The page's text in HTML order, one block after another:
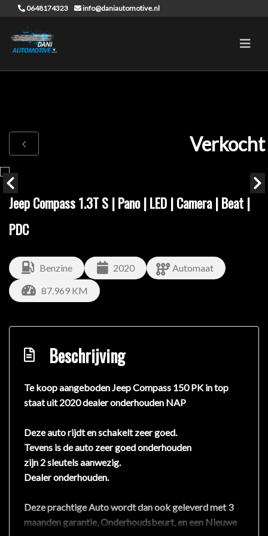
0648174323 info@daniautomotive.nl
Verkocht
Jeep Compass 1.3T S | Pano | LED | Camera | Beat |
PDC
Benzine 2020
Automaat
87.969 KM
Beschrijving
Te koop aangeboden Jeep Compass 150 PK in top
staat uit 2020 dealer onderhouden NAP
Deze auto rijdt en schakelt zeer goed.
Tevens is de auto zeer goed onderhouden
zijn 2 sleutels aanwezig.
Dealer onderhouden.
Deze prachtige Auto wordt dan ook geleverd met 3
maanden garantie, Onderhoudsbeurt, en een Nieuwe